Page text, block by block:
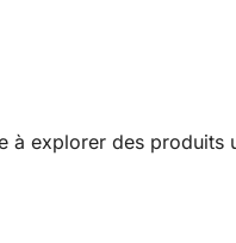
à explorer des produits